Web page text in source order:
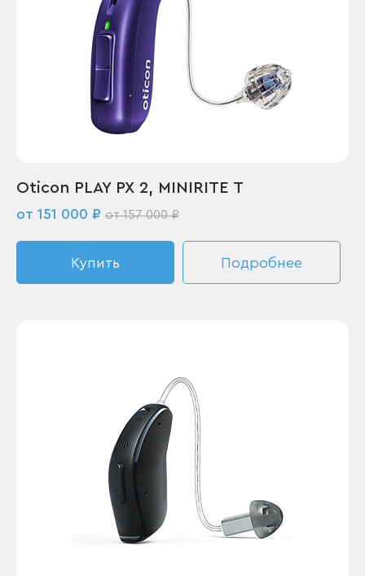
Oticon PLAY PX 2, MINIRITE T
от 151 000 ₽ от 157 000 ₽
Купить Подробнее